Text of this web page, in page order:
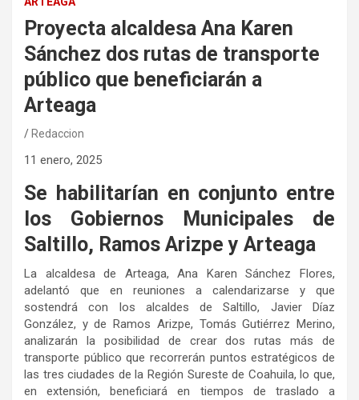
Proyecta alcaldesa Ana Karen
Sánchez dos rutas de transporte
público que beneficiarán a
Arteaga
Redaccion
11 enero, 2025
Se habilitarían en conjunto entre
los Gobiernos Municipales de
Saltillo, Ramos Arizpe y Arteaga
La alcaldesa de Arteaga, Ana Karen Sánchez Flores,
adelantó que en reuniones a calendarizarse y que
sostendrá con los alcaldes de Saltillo, Javier Díaz
González, y de Ramos Arizpe, Tomás Gutiérrez Merino,
analizarán la posibilidad de crear dos rutas más de
transporte público que recorrerán puntos estratégicos de
las tres ciudades de la Región Sureste de Coahuila, lo que,
en extensión, beneficiará en tiempos de traslado a